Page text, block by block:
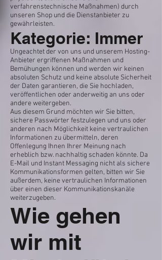
verfahrenstechnische Maßnahmen) durch
unseren Shop und die Dienstanbieter zu
gewährleisten.
Kategorie: Immer
Ungeachtet der von uns und unserem Hosting-
Anbieter ergriffenen Maßnahmen und
Bemühungen können und werden wir keinen
absoluten Schutz und keine absolute Sicherheit
der Daten garantieren, die Sie hochladen,
veröffentlichen oder anderweitig an uns oder
andere weitergeben.
Aus diesem Grund möchten wir Sie bitten,
sichere Passwörter festzulegen und uns oder
anderen nach Möglichkeit keine vertraulichen
Informationen zu übermitteln, deren
Offenlegung Ihnen Ihrer Meinung nach
erheblich bzw. nachhaltig schaden könnte. Da
E-Mail und Instant Messaging nicht als sichere
Kommunikationsformen gelten, bitten wir Sie
außerdem, keine vertraulichen Informationen
über einen dieser Kommunikationskanäle
weiterzugeben.
Wie gehen
wir mit